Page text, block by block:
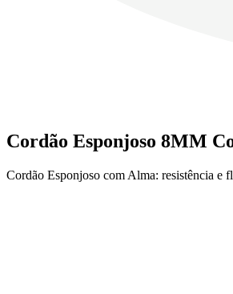
Cordão Esponjoso 8MM
Cordão Esponjoso com Alma: resistência e